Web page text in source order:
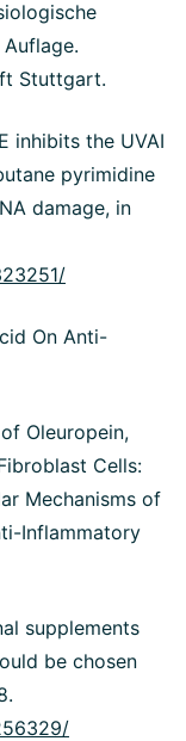
Stuttgart.
inhibits the UVAI
pyrimidine
damage, in
On Anti-
Oleuropein,
Cells:
Mechanisms of
Inflammatory
supplements
be chosen